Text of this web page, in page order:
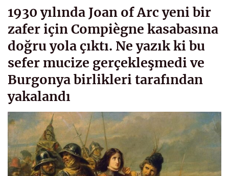
1930 yılında Joan of Arc yeni bir
zafer için Compiègne kasabasına
doğru yola çıktı. Ne yazık ki bu
sefer mucize gerçekleşmedi ve
Burgonya birlikleri tarafından
yakalandı